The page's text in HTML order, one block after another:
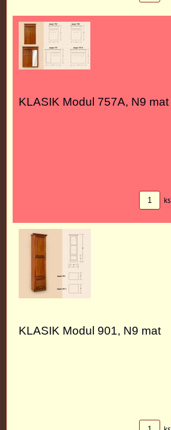
KLASIK Modul 757A, N9 mat
ks
KLASIK Modul 901, N9 mat